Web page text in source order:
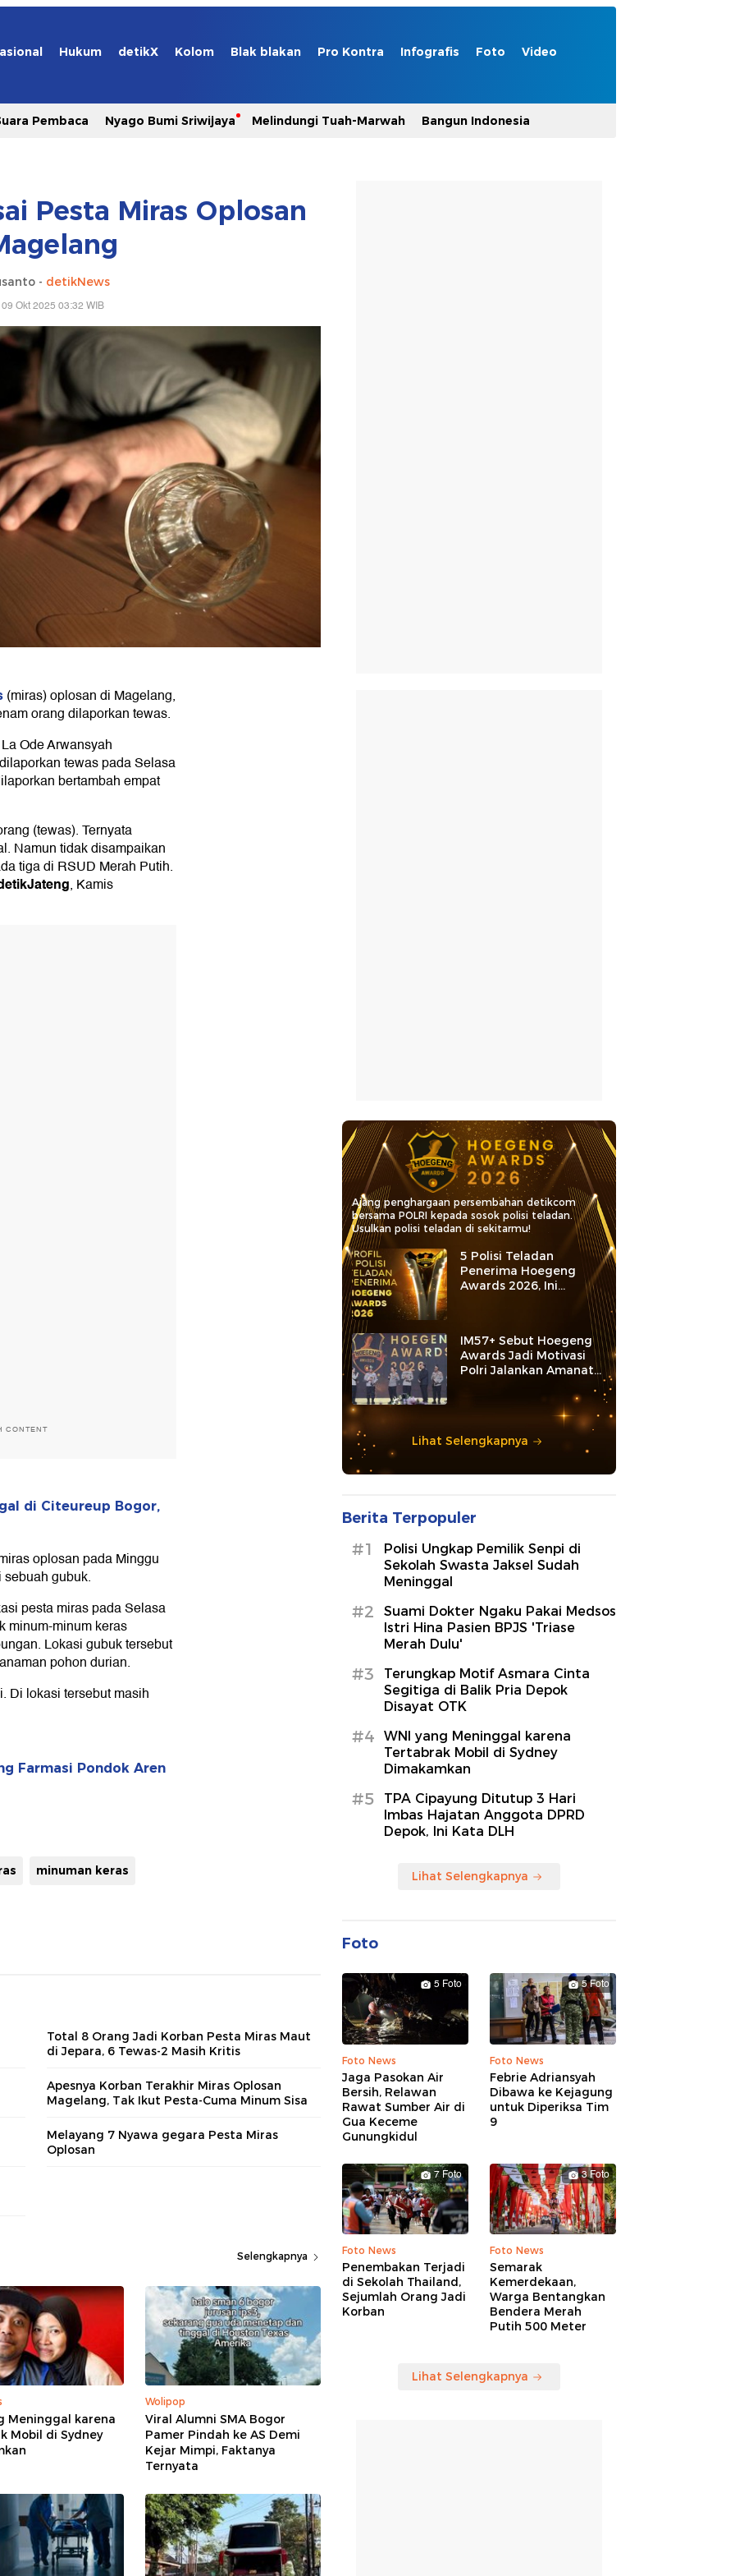
Hukum detikX Kolom Blak blakan Pro Kontra Infografis Foto Video
Pembaca Nyago Bumi Sriwijaya Melindungi Tuah-Marwah Bangun Indonesia
Pesta Miras Oplosan
- detikNews
Okt 2025 03:32 WIB
(miras) oplosan di Magelang,
orang dilaporkan tewas.
Ode Arwansyah
tewas pada Selasa
bertambah empat
(tewas). Ternyata
Namun tidak disampaikan
tiga di RSUD Merah Putih.
, Kamis
CONTENT
di Citeureup Bogor,
oplosan pada Minggu
gubuk.
pesta miras pada Selasa
minum-minum keras
Lokasi gubuk tersebut
pohon durian.
Di lokasi tersebut masih
Farmasi Pondok Aren
minuman keras
Total 8 Orang Jadi Korban Pesta Miras Maut
di Jepara, 6 Tewas-2 Masih Kritis
Apesnya Korban Terakhir Miras Oplosan
Magelang, Tak Ikut Pesta-Cuma Minum Sisa
Melayang 7 Nyawa gegara Pesta Miras
Oplosan
Selengkapnya
Meninggal karena
Mobil di Sydney
Wolipop
Viral Alumni SMA Bogor
Pamer Pindah ke AS Demi
Kejar Mimpi, Faktanya
Ternyata
Ajang penghargaan persembahan detikcom
bersama POLRI kepada sosok polisi teladan.
Usulkan polisi teladan di sekitarmu!
5 Polisi Teladan
Penerima Hoegeng
Awards 2026, Ini
Kategori dan Kiprahnya
IM57+ Sebut Hoegeng
Awards Jadi Motivasi
Polri Jalankan Amanat
Lihat Selengkapnya
Berita Terpopuler
#1
Polisi Ungkap Pemilik Senpi di
Sekolah Swasta Jaksel Sudah
Meninggal
#2
Suami Dokter Ngaku Pakai Medsos
Istri Hina Pasien BPJS 'Triase
Merah Dulu'
#3
Terungkap Motif Asmara Cinta
Segitiga di Balik Pria Depok
Disayat OTK
#4
WNI yang Meninggal karena
Tertabrak Mobil di Sydney
Dimakamkan
#5
TPA Cipayung Ditutup 3 Hari
Imbas Hajatan Anggota DPRD
Depok, Ini Kata DLH
Lihat Selengkapnya
Foto
5 Foto
Foto News
Jaga Pasokan Air
Bersih, Relawan
Rawat Sumber Air di
Gua Keceme
Gunungkidul
5 Foto
Foto News
Febrie Adriansyah
Dibawa ke Kejagung
untuk Diperiksa Tim
9
7 Foto
Foto News
Penembakan Terjadi
di Sekolah Thailand,
Sejumlah Orang Jadi
Korban
3 Foto
Foto News
Semarak
Kemerdekaan,
Warga Bentangkan
Bendera Merah
Putih 500 Meter
Lihat Selengkapnya